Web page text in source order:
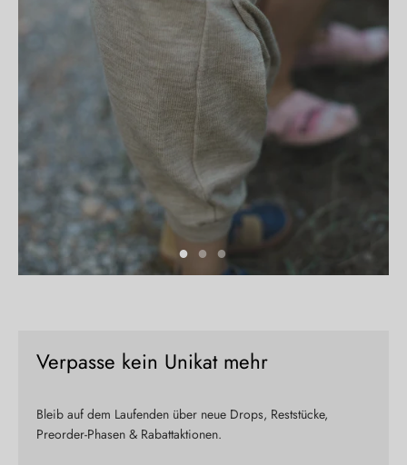
Verpasse kein Unikat mehr
Bleib auf dem Laufenden über neue Drops, Reststücke,
Preorder-Phasen & Rabattaktionen.